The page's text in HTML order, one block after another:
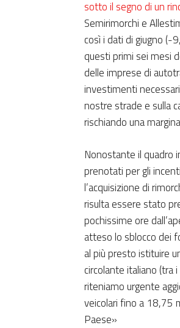
sotto il segno di un
Semirimorchi e
così i dati di giugno (-
questi primi sei mesi
delle imprese di
investimenti
nostre strade e sulla
rischiando una
Nonostante il quadro
prenotati per gli
l’acquisizione di
risulta essere stato
pochissime ore
atteso lo sblocco dei
al più presto istituire
circolante italiano (tra
riteniamo urgente
veicolari fino a 18,75
Paese»